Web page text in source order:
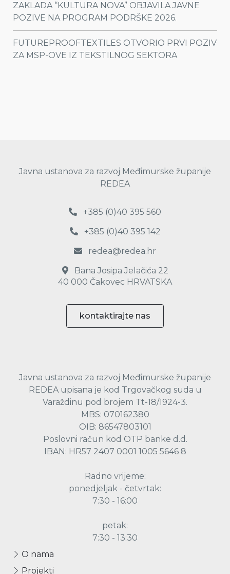
ZAKLADA “KULTURA NOVA” OBJAVILA JAVNE
POZIVE NA PROGRAM PODRŠKE 2026.
FUTUREPROOFTEXTILES OTVORIO PRVI POZIV
ZA MSP-OVE IZ TEKSTILNOG SEKTORA
Javna ustanova za razvoj Međimurske županije
REDEA
+385 (0)40 395 560
+385 (0)40 395 142
redea@redea.hr
Bana Josipa Jelačića 22
40 000 Čakovec HRVATSKA
kontaktirajte nas
Javna ustanova za razvoj Međimurske županije
REDEA upisana je kod Trgovačkog suda u
Varaždinu pod brojem Tt-18/1924-3.
MBS: 070162380
OIB: 86547803101
Poslovni račun kod OTP banke d.d.
IBAN: HR57 2407 0001 1005 5646 8
Radno vrijeme:
ponedjeljak - četvrtak:
7:30 - 16:00
petak:
7:30 - 13:30
O nama
Projekti